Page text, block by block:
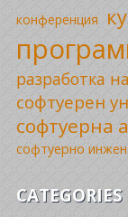
конференция
разработка
софтуерен
софтуерна
софтуерно
CATEGORIES